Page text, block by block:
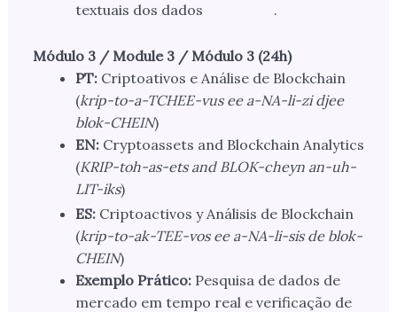
textuais dos dados
.
Módulo 3 / Module 3 / Módulo 3 (24h)
PT:Criptoativos e Análise de Blockchain
(krip-to-a-TCHEE-vus ee a-NA-li-zi djee
blok-CHEIN)
EN:Cryptoassets and Blockchain Analytics
(KRIP-toh-as-ets and BLOK-cheyn an-uh-
LIT-iks)
ES:Criptoactivos y Análisis de Blockchain
(krip-to-ak-TEE-vos ee a-NA-li-sis de blok-
CHEIN)
Exemplo Prático:Pesquisa de dados de
mercado em tempo real e verificação de